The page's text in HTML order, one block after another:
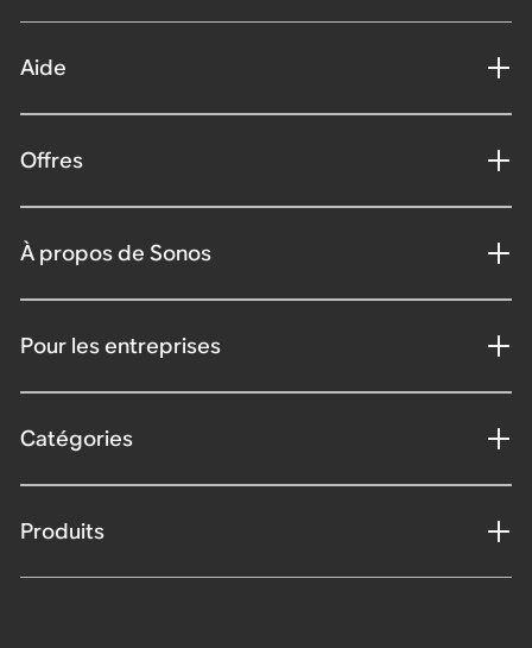
Aide
Offres
À propos de Sonos
Pour les entreprises
Catégories
Produits